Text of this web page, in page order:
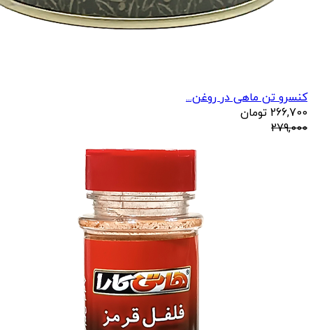
کنسرو تن ماهی در روغن...
266,700 تومان
279,000